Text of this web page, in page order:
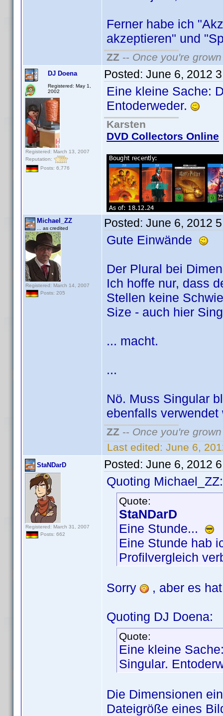
Ferner habe ich
akzeptieren" und
ZZ -- Once you're
DJ Doena
Registered: May 1,
2002
Registered: March 13, 2007
Reputation:
Posts: 6,776
Posted: June 6, 2012
Eine kleine Sache:
Entoderweder.
Karsten
DVD Collectors Online
Michael_ZZ
... as credited
Registered: March 14, 2007
Posts: 205
Posted: June 6, 2012
Gute Einwände
Der Plural bei
Ich hoffe nur, dass
Stellen keine
Size - auch hier
... macht.
...
Nö. Muss Singular
ebenfalls verwendet
ZZ -- Once you're
Last edited: June 6,
StaNDarD
Registered: March 31, 2007
Posts: 662
Posted: June 6, 2012
Quoting Michael_ZZ:
Quote:
StaNDarD
Eine Stunde...
Eine Stunde hab
Profilvergleich
Sorry , aber es
Quoting DJ Doena:
Quote:
Eine kleine
Singular.
Die Dimensionen
Dateigröße eines